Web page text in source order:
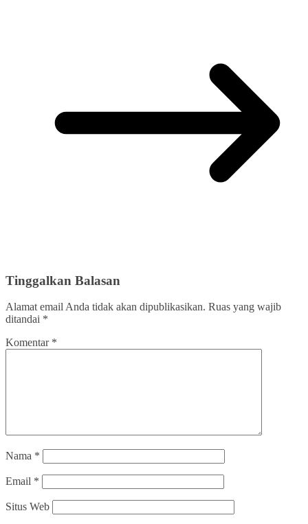
Tinggalkan Balasan
Alamat email Anda tidak akan dipublikasikan. Ruas yang wajib
ditandai *
Komentar *
Nama *
Email *
Situs Web